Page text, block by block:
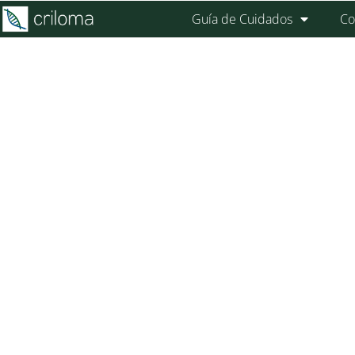
Guía de Cuidados